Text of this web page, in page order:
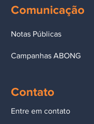
Comunicação
Notas Públicas
Campanhas ABONG
Contato
Entre em contato